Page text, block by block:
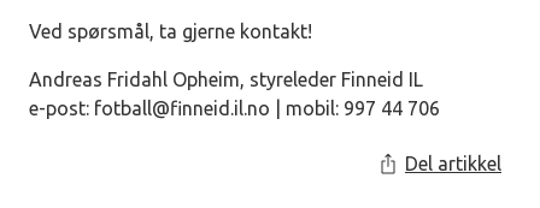
Ved spørsmål, ta gjerne kontakt!
Andreas Fridahl Opheim, styreleder Finneid IL
e-post: fotball@finneid.il.no | mobil: 997 44 706
Del artikkel